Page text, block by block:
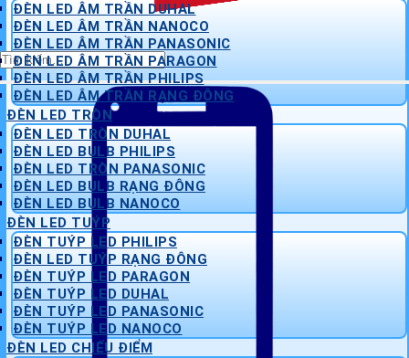
Tìm
kiếm:
ĐÈN LED ÂM TRẦN DUHAL
ĐÈN LED ÂM TRẦN NANOCO
ĐÈN LED ÂM TRẦN PANASONIC
ĐÈN LED ÂM TRẦN PARAGON
ĐÈN LED ÂM TRẦN PHILIPS
ĐÈN LED ÂM TRẦN RẠNG ĐÔNG
ĐÈN LED TRÒN
ĐÈN LED TRÒN DUHAL
ĐÈN LED BULB PHILIPS
ĐÈN LED TRÒN PANASONIC
ĐÈN LED BULB RẠNG ĐÔNG
ĐÈN LED BULB NANOCO
ĐÈN LED TUÝP
ĐÈN TUÝP LED PHILIPS
ĐÈN LED TUÝP RẠNG ĐÔNG
ĐÈN TUÝP LED PARAGON
ĐÈN TUÝP LED DUHAL
ĐÈN TUÝP LED PANASONIC
ĐÈN TUÝP LED NANOCO
ĐÈN LED CHIẾU ĐIỂM